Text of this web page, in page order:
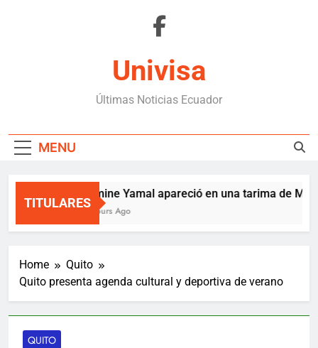
Univisa
Últimas Noticias Ecuador
MENU
TITULARES
Lamine Yamal apareció en una tarima de
9 Hours Ago
Home
Quito
Quito presenta agenda cultural y deportiva de verano
QUITO